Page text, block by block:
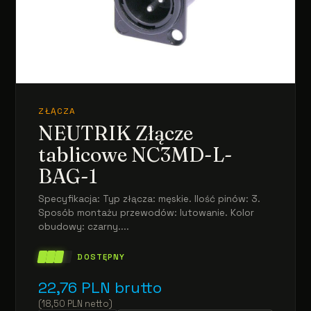
ZŁĄCZA
NEUTRIK Złącze
tablicowe NC3MD-L-
BAG-1
Specyfikacja: Typ złącza: męskie. Ilość pinów: 3.
Sposób montażu przewodów: lutowanie. Kolor
obudowy: czarny....
DOSTĘPNY
22,76 PLN brutto
(18,50 PLN netto)